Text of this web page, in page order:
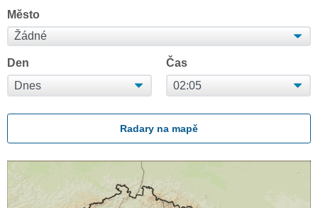
Město
Den Čas
Radary na mapě